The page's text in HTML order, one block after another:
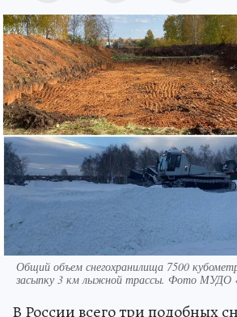
Общий объем снегохранилища 7500
засыпку 3 км лыжной трассы. Фото
В России всего три подобных